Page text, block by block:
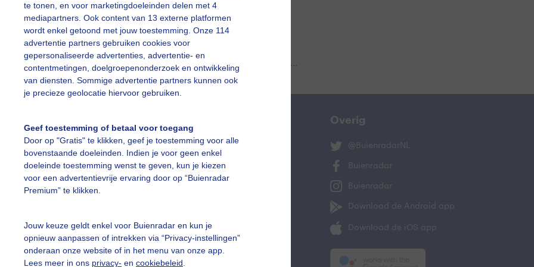
te tonen, en voor marketingdoeleinden delen met 4
mediapartners. Ook content van 13 externe platformen
wordt enkel getoond met jouw toestemming. Onze 114
advertentie partners gebruiken cookies voor
gepersonaliseerde advertenties, advertentie- en
contentmetingen, doelgroepenonderzoek en ontwikkeling
van diensten. Sommige advertentie partners kunnen ook
je precieze geolocatie hiervoor gebruiken.
Geef toestemming of betaal voor toegang
Door op "Gratis" te klikken, geef je toestemming voor alle
bovenstaande doeleinden. Indien je voor geen enkel
doeleinde toestemming wenst te geven, kun je kiezen
voor een advertentievrije ervaring door op “Buienradar
Premium” te klikken.
Jouw keuze geldt enkel voor Buienradar en kun je
opnieuw aanpassen of intrekken via “Privacy-instellingen”
onderaan onze website of in het menu van onze app.
Lees meer in ons privacy- en cookiebeleid
Een moment geduld aub...
vragen
De Bilt
Overig
@BuienradarNL
Buienradar
Buienradar
Download de Android app
Download de iOS app